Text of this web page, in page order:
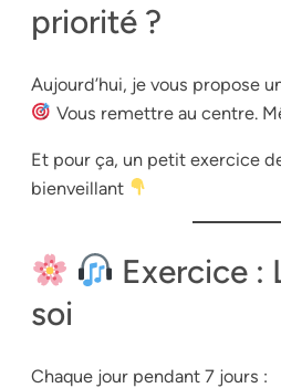
priorité ?
Aujourd’hui, je vous propose
Vous remettre au centre.
Et pour ça, un petit exercice
bienveillant
Exercice :
soi
Chaque jour pendant 7 jours :